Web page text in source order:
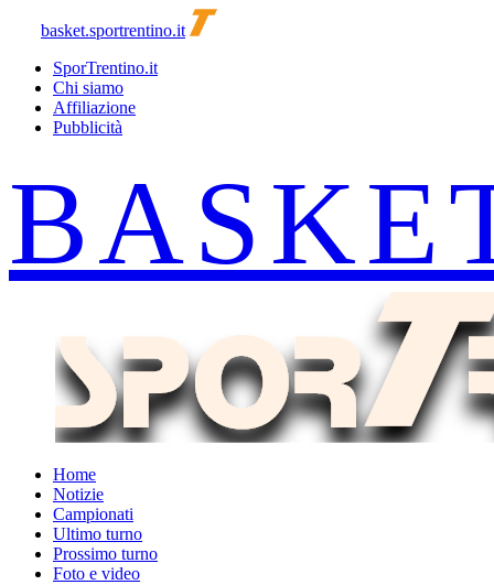
basket.sportrentino.it
SporTrentino.it
Chi siamo
Affiliazione
Pubblicità
Home
Notizie
Campionati
Ultimo turno
Prossimo turno
Foto e video